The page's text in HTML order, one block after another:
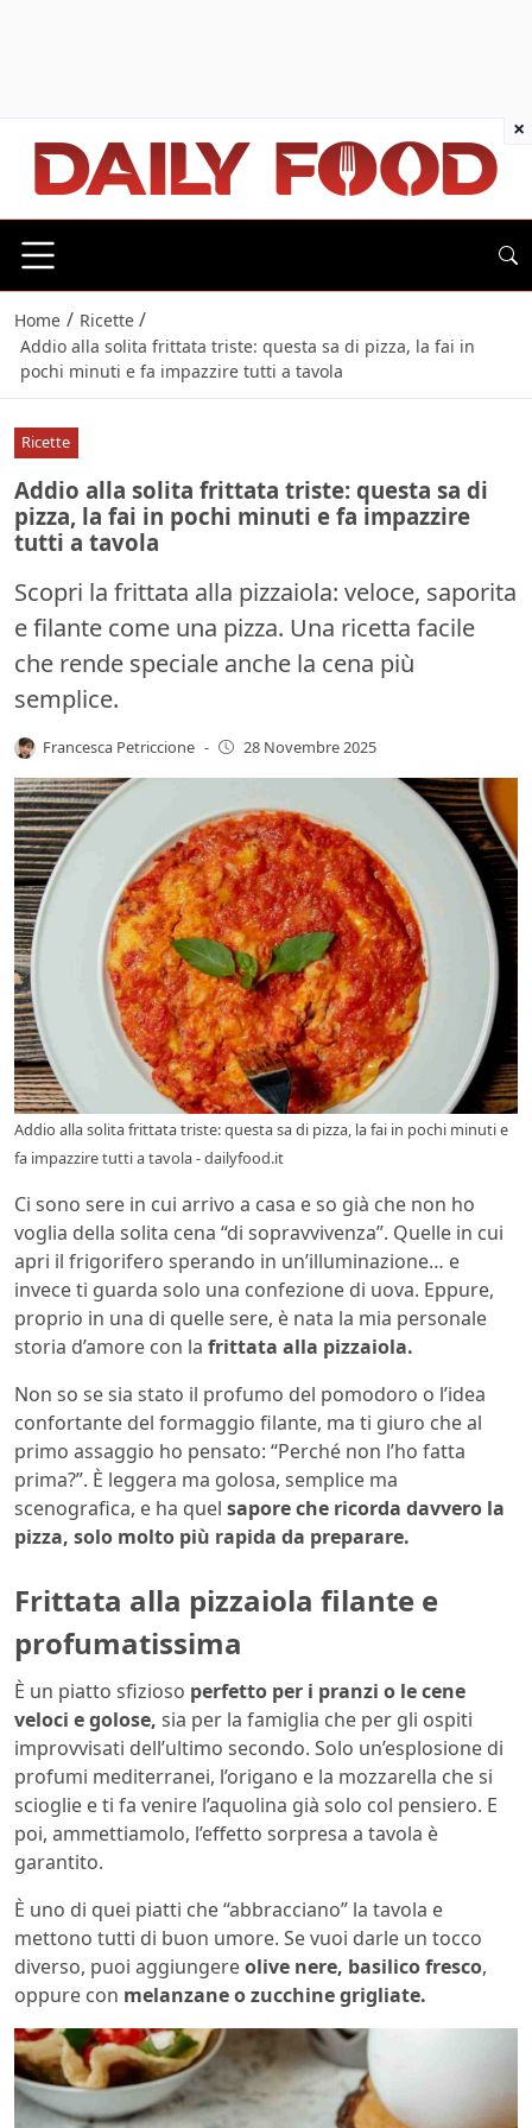
Home / Ricette /
Addio alla solita frittata triste: questa sa di pizza, la fai in
pochi minuti e fa impazzire tutti a tavola
Ricette
Addio alla solita frittata triste: questa sa di
pizza, la fai in pochi minuti e fa impazzire
tutti a tavola
Scopri la frittata alla pizzaiola: veloce, saporita
e filante come una pizza. Una ricetta facile
che rende speciale anche la cena più
semplice.
Francesca Petriccione - 28 Novembre 2025
Addio alla solita frittata triste: questa sa di pizza, la fai in pochi minuti e
fa impazzire tutti a tavola - dailyfood.it
Ci sono sere in cui arrivo a casa e so già che non ho
voglia della solita cena “di sopravvivenza”. Quelle in cui
apri il frigorifero sperando in un’illuminazione… e
invece ti guarda solo una confezione di uova. Eppure,
proprio in una di quelle sere, è nata la mia personale
storia d’amore con la frittata alla pizzaiola.
Non so se sia stato il profumo del pomodoro o l’idea
confortante del formaggio filante, ma ti giuro che al
primo assaggio ho pensato: “Perché non l’ho fatta
prima?”. È leggera ma golosa, semplice ma
scenografica, e ha quel sapore che ricorda davvero la
pizza, solo molto più rapida da preparare.
Frittata alla pizzaiola filante e
profumatissima
È un piatto sfizioso perfetto per i pranzi o le cene
veloci e golose, sia per la famiglia che per gli ospiti
improvvisati dell’ultimo secondo. Solo un’esplosione di
profumi mediterranei, l’origano e la mozzarella che si
scioglie e ti fa venire l’aquolina già solo col pensiero. E
poi, ammettiamolo, l’effetto sorpresa a tavola è
garantito.
È uno di quei piatti che “abbracciano” la tavola e
mettono tutti di buon umore. Se vuoi darle un tocco
diverso, puoi aggiungereolive nere, basilico fresco,
oppure con melanzane o zucchine grigliate.
×